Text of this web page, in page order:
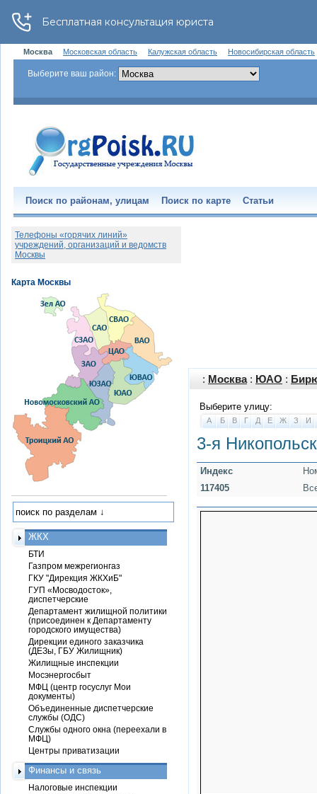
Москва Московская область Калужская область Новосибирская область
Выберите ваш район:
Поиск по районам, улицам Поиск по карте Статьи
: Москва: ЮАО :
Выберите улицу:
А Б В Г Д Е Ж З И
3-я
Индекс
117405
Телефоны «горячих линий»
учреждений, организаций и ведомств
Москвы
ЖКХ
БТИ
Газпром межрегионгаз
ГКУ "Дирекция ЖКХиБ"
ГУП «Мосводосток»,
диспетчерские
Департамент жилищной политики
(присоединен к Департаменту
городского имущества)
Дирекции единого заказчика
(ДЕЗы, ГБУ Жилищник)
Жилищные инспекции
Мосэнергосбыт
МФЦ (центр госуслуг Мои
документы)
Объединенные диспетчерские
службы (ОДС)
Службы одного окна (переехали в
МФЦ)
Центры приватизации
Финансы и связь
Налоговые инспекции